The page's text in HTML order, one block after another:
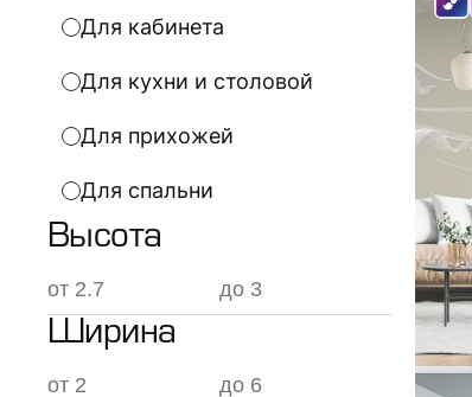
Для кабинета
Для кухни и столовой
Для прихожей
Для спальни
Высота
Ширина